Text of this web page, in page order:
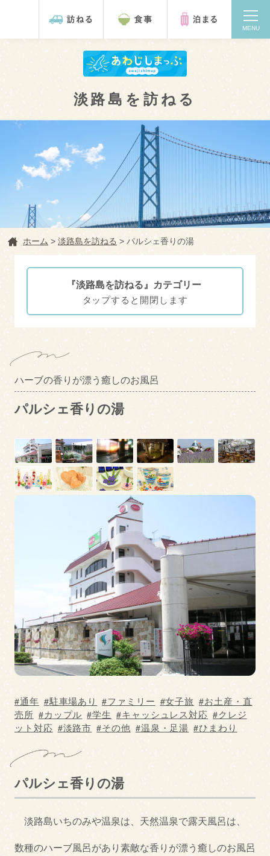
MENU
検索
ホーム
淡路島を訪ねる
淡路島で食事
淡路島に泊まる
絞り込み検索
淡路島を訪ねる
ホーム > 淡路島を訪ねる > パルシェ香りの湯
ハーブの香りが漂う癒しのお風呂
パルシェ香りの湯
通年 駐車場あり ファミリー 女子旅
お土産・直
売所
カップル 学生 キャッシュレス対応
クレジ
ット対応
淡路市 その他 温泉・足湯 ひまわり
パルシェ香りの湯
淡路島いちのみや温泉は、天然温泉で露天風呂は、
数種のハーブ風呂があり素敵な香りが漂う癒しのお風呂
『淡路島を訪ねる』カテゴリー
淡路市
ファミリー 女子旅
カップル 学生
通年
夏
秋
施設情報
入場料なし キャッシュレス対応
クレジット対応
花
あじさい
その他